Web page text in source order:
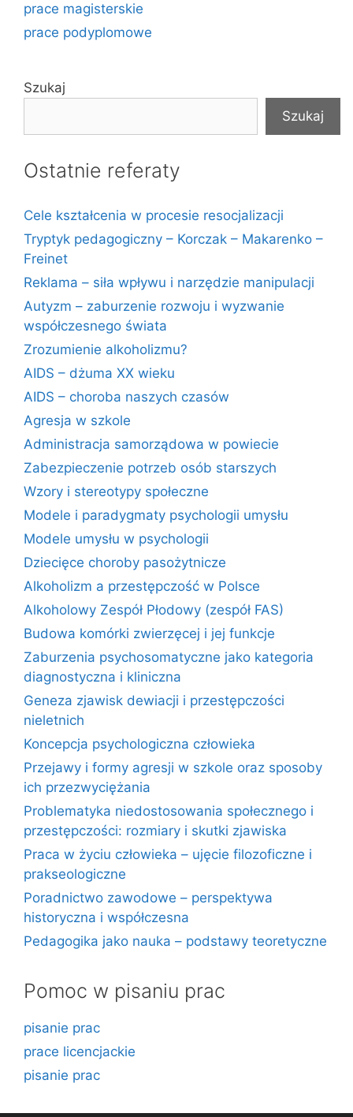
prace magisterskie
prace podyplomowe
Szukaj
Szukaj
Ostatnie referaty
Cele kształcenia w procesie resocjalizacji
Tryptyk pedagogiczny – Korczak – Makarenko –
Freinet
Reklama – siła wpływu i narzędzie manipulacji
Autyzm – zaburzenie rozwoju i wyzwanie
współczesnego świata
Zrozumienie alkoholizmu?
AIDS – dżuma XX wieku
AIDS – choroba naszych czasów
Agresja w szkole
Administracja samorządowa w powiecie
Zabezpieczenie potrzeb osób starszych
Wzory i stereotypy społeczne
Modele i paradygmaty psychologii umysłu
Modele umysłu w psychologii
Dziecięce choroby pasożytnicze
Alkoholizm a przestępczość w Polsce
Alkoholowy Zespół Płodowy (zespół FAS)
Budowa komórki zwierzęcej i jej funkcje
Zaburzenia psychosomatyczne jako kategoria
diagnostyczna i kliniczna
Geneza zjawisk dewiacji i przestępczości
nieletnich
Koncepcja psychologiczna człowieka
Przejawy i formy agresji w szkole oraz sposoby
ich przezwyciężania
Problematyka niedostosowania społecznego i
przestępczości: rozmiary i skutki zjawiska
Praca w życiu człowieka – ujęcie filozoficzne i
prakseologiczne
Poradnictwo zawodowe – perspektywa
historyczna i współczesna
Pedagogika jako nauka – podstawy teoretyczne
Pomoc w pisaniu prac
pisanie prac
prace licencjackie
pisanie prac